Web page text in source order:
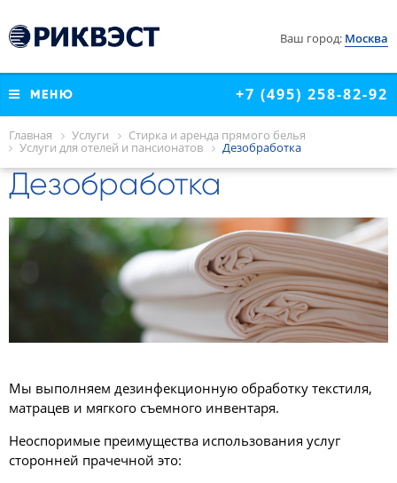
Ваш город: Москва
МЕНЮ +7 (495) 258-82-92
Саратов
Главная Услуги Стирка и аренда прямого белья
Услуги для отелей и пансионатов Дезобработка
Дезобработка
Мы выполняем дезинфекционную обработку текстиля,
матрацев и мягкого съемного инвентаря.
Неоспоримые преимущества использования услуг
сторонней прачечной это: